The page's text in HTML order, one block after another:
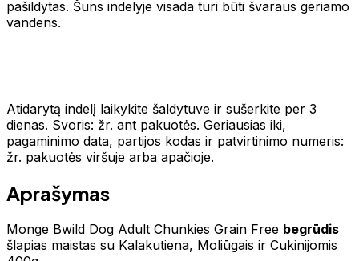
pašildytas. Šuns indelyje visada turi būti švaraus geriamo
vandens.
Atidarytą indelį laikykite šaldytuve ir sušerkite per 3
dienas. Svoris: žr. ant pakuotės. Geriausias iki,
pagaminimo data, partijos kodas ir patvirtinimo numeris:
žr. pakuotės viršuje arba apačioje.
Aprašymas
Monge Bwild Dog Adult Chunkies Grain Free begrūdis
šlapias maistas su Kalakutiena, Moliūgais ir Cukinijomis